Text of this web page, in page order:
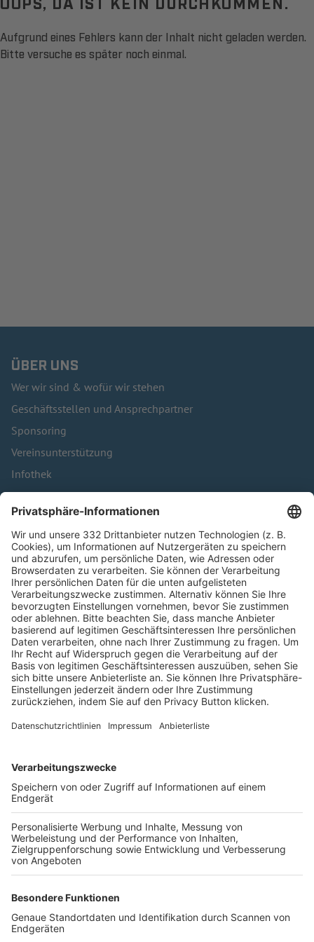
Aufgrund eines Fehlers kann der Inhalt nicht geladen werden.
Bitte versuche es später noch einmal.
ÜBER UNS
Wer wir sind & wofür wir stehen
Geschäftsstellen und Ansprechpartner
Sponsoring
Vereinsunterstützung
Infothek
Kontakt
HÄUFIG BESUCHTE SEITEN
Pässe und Vereinswechsel
Trainerausbildung
Schulungsangebot Vereinsmitarbeiter
BFV-Geschäftsstellen
Trainerbörse
Login SpielPlus
FOLGE DEM BFV
TOP-VEREINE
TOP-PARTNER